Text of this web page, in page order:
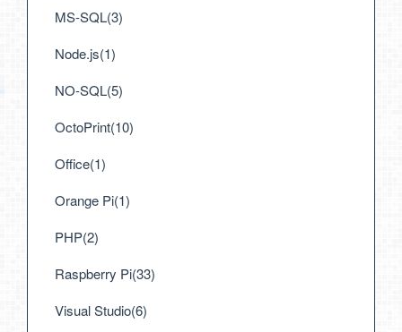
MS-SQL(3)
Node.js(1)
NO-SQL(5)
OctoPrint(10)
Office(1)
Orange Pi(1)
PHP(2)
Raspberry Pi(33)
Visual Studio(6)